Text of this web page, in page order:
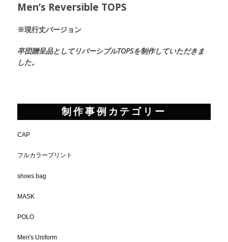
Men’s Reversible TOPS
※現行丈バージョン
卒団贈呈品としてリバーシブルTOPSを制作していただきま
した。
制作事例カテゴリー
CAP
フルカラープリント
shoes bag
MASK
POLO
Men's Uniform